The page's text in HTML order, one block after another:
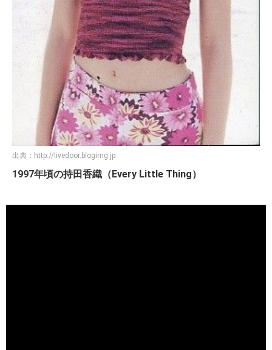
出典： http://livedoor.blogimg.jp
1997年頃の持田香織（Every Little Thing）